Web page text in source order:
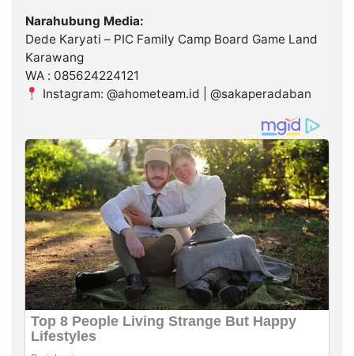
Narahubung Media:
Dede Karyati – PIC Family Camp Board Game Land
Karawang
WA : 085624224121
Instagram: @ahometeam.id | @sakaperadaban